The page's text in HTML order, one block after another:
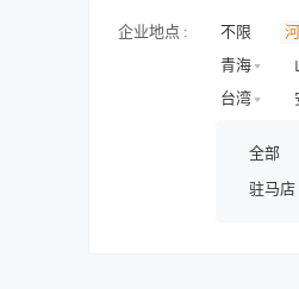
企业地点 : 不限
青海
台湾
全部
驻马店